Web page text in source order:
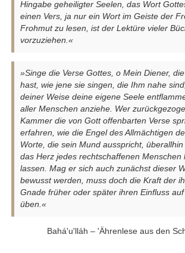
Hingabe geheiligter Seelen, das Wort
einen Vers, ja nur ein Wort im Geiste der
Frohmut zu lesen, ist der Lektüre vieler
vorzuziehen.«
»Singe die Verse Gottes, o Mein Diener,
hast, wie jene sie singen, die Ihm nahe
deiner Weise deine eigene Seele
aller Menschen anziehe. Wer
Kammer die von Gott offenbarten Verse
erfahren, wie die Engel des Allmächtigen
Worte, die sein Mund ausspricht,
das Herz jedes rechtschaffenen Menschen
lassen. Mag er sich auch zunächst dieser
bewusst werden, muss doch die Kraft der
Gnade früher oder später ihren Einfluss
üben.«
Bahá'u'lláh – 'Ährenlese aus den